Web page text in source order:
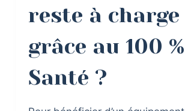
reste à charge
grâce au 100 %
Santé ?